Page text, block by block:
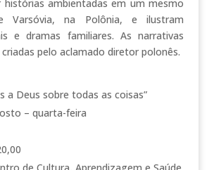
ambientadas em um mesmo
Varsóvia, na Polônia, e ilustram
e dramas familiares. As narrativas
pelo aclamado diretor polonês.
a Deus sobre todas as coisas”
– quarta-feira